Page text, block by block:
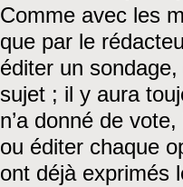
Comme avec les
que par le
éditer un
sujet ; il y aura
n’a donné de
ou éditer chaque
ont déjà exprimés